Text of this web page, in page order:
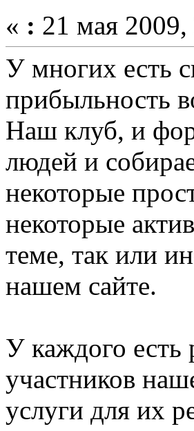
« : 21 мая
У многих есть
прибыльность
Наш клуб, и
людей и
некоторые
некоторые
теме, так или
нашем сайте.
У каждого есть
участников
услуги для их